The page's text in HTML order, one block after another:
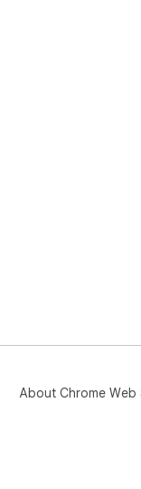
About Chrome Web